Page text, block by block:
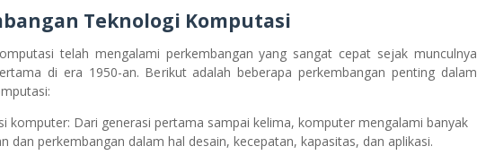
Teknologi Komputasi
telah mengalami perkembangan yang sangat cepat sejak munculnya
di era 1950-an. Berikut adalah beberapa perkembangan penting dalam
komputer: Dari generasi pertama sampai kelima, komputer mengalami banyak
dan perkembangan dalam hal desain, kecepatan, kapasitas, dan aplikasi.